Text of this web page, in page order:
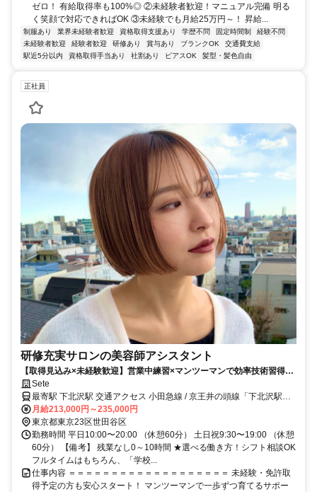
ゼロ！ 有給取得率も100%◎ ②未経験者歓迎！マニュアル完備 明る
く笑顔で対応できればOK ③未経験でも月給25万円～！ 昇給...
制服あり 業界未経験者歓迎 資格取得支援あり 学歴不問 固定時間制
経験不問
未経験者歓迎
経験者歓迎 研修あり 賞与あり ブランクOK
交通費支給
駅近5分以内
資格取得手当あり 社割あり ピアスOK 髪型・髪色自由
正社員
研修充実サロンの美容師アシスタント
【取得見込み×未経験歓迎】営業中練習×マンツーマンで効率技術習得／
週休2日制×残業ほぼなし
Sete
最寄駅 下北沢駅 交通アクセス 小田急線 / 京王井の頭線「下北沢駅」
から徒歩1分
月給213,000円～235,000円
東京都東京23区世田谷区
勤務時間 平日10:00〜20:00 （休憩60分） 土日祝9:30〜19:00 （休憩
60分） 【備考】 残業なし0～10時間 ★選べる働き方！シフト相談OK
フルタイムはもちろん、「学校...
仕事内容 ＝＝＝＝＝＝＝＝＝＝＝＝＝＝＝＝＝＝＝ 未経験・免許取
得予定の方も安心スタート！ マンツーマンで一歩ずつ育てるサポー